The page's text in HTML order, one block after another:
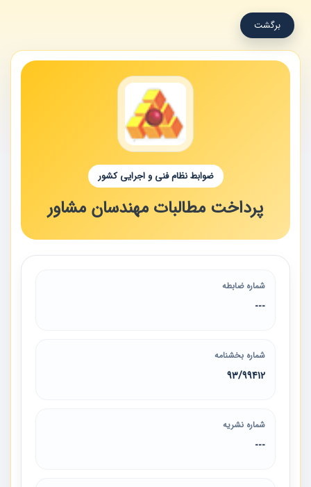
برگشت
ضوابط نظام فنی و اجرایی کشور
پرداخت مطالبات مهندسان مشاور
شماره ضابطه
---
شماره بخشنامه
93/99412
شماره نشریه
---